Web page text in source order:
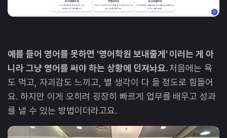
예를 들어 영어를 못하면 '영어학원 보내줄게' 이러는 게 아
니라 그냥 영어를 써야 하는 상황에 던져놔요.처음에는 욕
도 먹고, 자괴감도 느끼고, 별 생각이 다 들 정도로 힘들어
요. 하지만 이게 오히려 굉장히 빠르게 업무를 배우고 성과
를 낼 수 있는 방법이더라고요.